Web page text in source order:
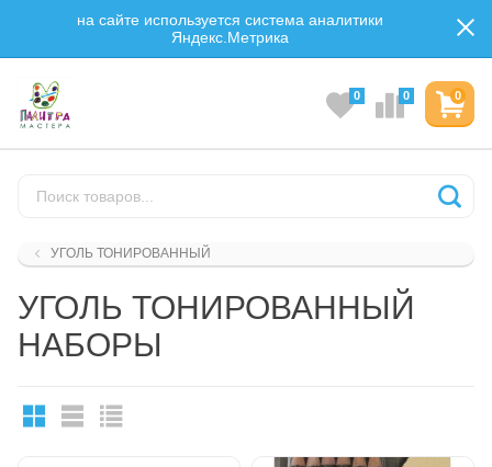
на сайте используется система аналитики
Яндекс.Метрика
0
0 0
УГОЛЬ ТОНИРОВАННЫЙ
УГОЛЬ ТОНИРОВАННЫЙ
НАБОРЫ